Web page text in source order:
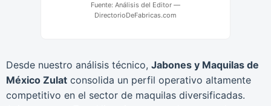
Fuente: Análisis del Editor —
DirectorioDeFabricas.com
Desde nuestro análisis técnico, Jabones y Maquilas de
México Zulat consolida un perfil operativo altamente
competitivo en el sector de maquilas diversificadas.